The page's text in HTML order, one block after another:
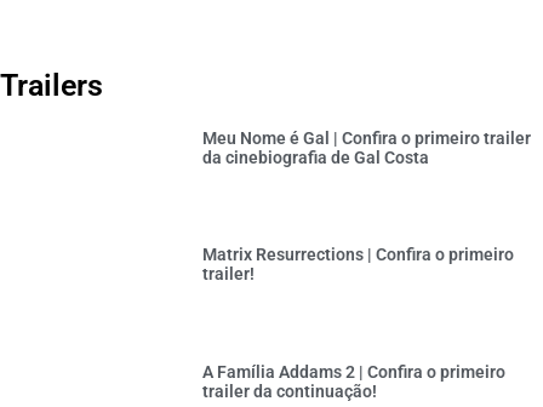
Trailers
Meu Nome é Gal | Confira o primeiro trailer
da cinebiografia de Gal Costa
Matrix Resurrections | Confira o primeiro
trailer!
A Família Addams 2 | Confira o primeiro
trailer da continuação!